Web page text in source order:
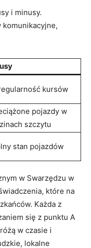
i minusy.
komunikacyjne,
kursów
pojazdy w
szczytu
stan pojazdów
w Swarzędzu w
które na
Każda z
się z punktu A
w czasie i
lokalne